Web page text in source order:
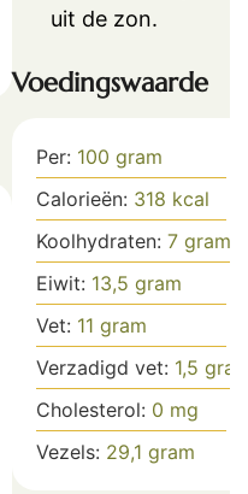
uit de zon.
Voedingswaarde
Per: 100 gram
Calorieën: 318 kcal
Koolhydraten: 7 gram
Eiwit: 13,5 gram
Vet: 11 gram
Verzadigd vet: 1,5
Cholesterol: 0 mg
Vezels: 29,1 gram